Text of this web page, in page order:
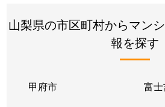
山梨県の市区町村からマン
報を探す
甲府市 富